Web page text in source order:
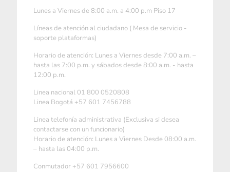
Lunes a Viernes de 8:00 a.m. a 4:00 p.m Piso 17
Líneas de atención al ciudadano ( Mesa de servicio -
soporte plataformas)
Horario de atención: Lunes a Viernes desde 7:00 a.m. –
hasta las 7:00 p.m. y sábados desde 8:00 a.m. - hasta
12:00 p.m.
Linea nacional 01 800 0520808
Linea Bogotá +57 601 7456788
Linea telefonía administrativa (Exclusiva si desea
contactarse con un funcionario)
Horario de atención: Lunes a Viernes Desde 08:00 a.m.
– hasta las 04:00 p.m.
Conmutador +57 601 7956600